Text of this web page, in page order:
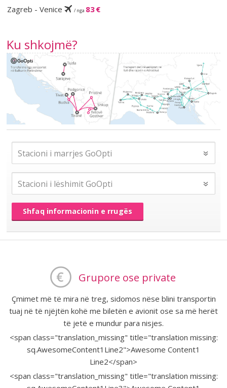
Zagreb - Venice
/ nga 83 €
Ku shkojmë?
Shfaq informacionin e rrugës
Grupore ose private
Çmimet më të mira në treg, sidomos nëse blini transportin
tuaj në të njëjtën kohë me biletën e avionit ose sa më herët
të jetë e mundur para nisjes.
<span class="translation_missing" title="translation missing:
sq.AwesomeContent1Line2">Awesome Content1
Line2</span>
<span class="translation_missing" title="translation missing: